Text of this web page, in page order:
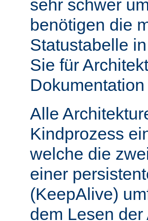
sehr schwer
benötigen die
Statustabelle
Sie für
Dokumentation
Alle
Kindprozess
welche die
einer
(KeepAlive)
dem Lesen